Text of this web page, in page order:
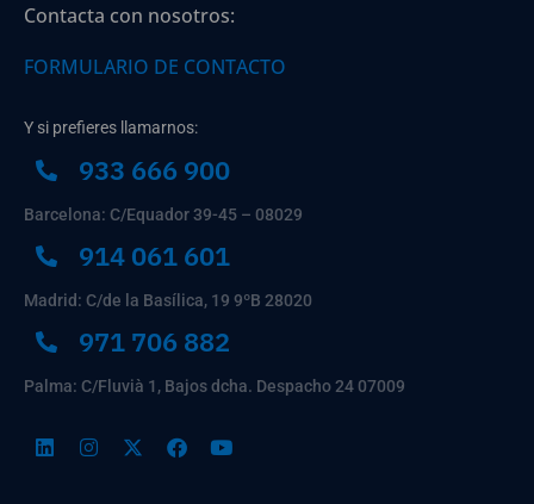
Contacta con nosotros:
FORMULARIO DE CONTACTO
Y si prefieres llamarnos:
933 666 900
Barcelona: C/Equador 39-45 – 08029
914 061 601
Madrid: C/de la Basílica, 19 9ºB 28020
971 706 882
Palma: C/Fluvià 1, Bajos dcha. Despacho 24 07009